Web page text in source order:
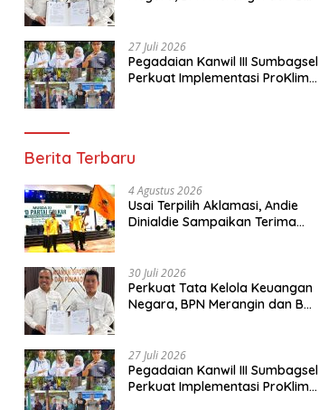
27 Juli 2026
Pegadaian Kanwil III Sumbagsel
Perkuat Implementasi ProKlim
Berita Terbaru
4 Agustus 2026
Usai Terpilih Aklamasi, Andie
Dinialdie Sampaikan Terima
30 Juli 2026
Perkuat Tata Kelola Keuangan
Negara, BPN Merangin dan BRI
27 Juli 2026
Pegadaian Kanwil III Sumbagsel
Perkuat Implementasi ProKlim